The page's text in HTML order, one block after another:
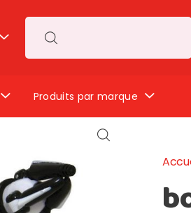
Search for:
Produits par marque